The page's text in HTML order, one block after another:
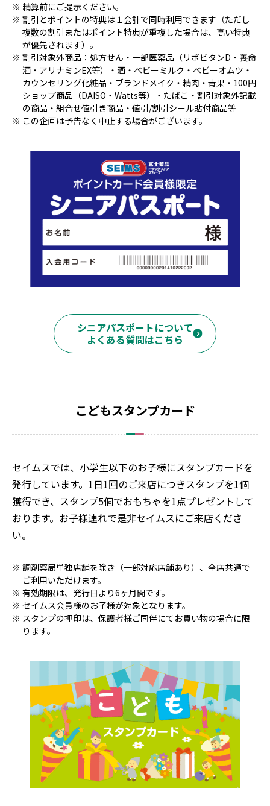
精算前にご提示ください。
割引とポイントの特典は１会計で同時利用できます（ただし
複数の割引またはポイント特典が重複した場合は、高い特典
が優先されます）。
割引対象外商品：処方せん・一部医薬品（リポビタンD・養命
酒・アリナミンEX等）・酒・ベビーミルク・ベビーオムツ・
カウンセリング化粧品・ブランドメイク・精肉・青果・100円
ショップ商品（DAISO・Watts等）・たばこ・割引対象外記載
の商品・組合せ値引き商品・値引/割引シール貼付商品等
この企画は予告なく中止する場合がございます。
シニアパスポートについて
よくある質問はこちら
こどもスタンプカード
セイムスでは、小学生以下のお子様にスタンプカードを
発行しています。1日1回のご来店につきスタンプを1個
獲得でき、スタンプ5個でおもちゃを1点プレゼントして
おります。お子様連れで是非セイムスにご来店くださ
い。
調剤薬局単独店舗を除き（一部対応店舗あり）、全店共通で
ご利用いただけます。
有効期限は、発行日より6ヶ月間です。
セイムス会員様のお子様が対象となります。
スタンプの押印は、保護者様ご同伴にてお買い物の場合に限
ります。